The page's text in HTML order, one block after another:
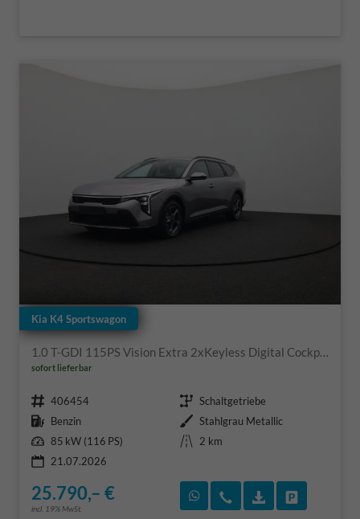
Kia K4 Sportswagon
1.0 T-GDI 115PS Vision Extra 2xKeyless Digital Cockpit Klimaautomatik Sitzheizung Navi ACC PDC v+h Rückf.Kamera DAB Bluetooth Touchscreen Apple CarPlay Android Auto abged.Scheiben 16"LM
sofort lieferbar
Fahrzeugnr. 406454 Getriebe Schaltgetriebe
Kraftstoff Benzin Außenfarbe Stahlgrau Metallic
Leistung 85 kW (116 PS) Kilometerstand
2 km
21.07.2026
25.790,– €
incl. 19% MwSt.
Rückruf vereinbaren
Wir rufen Sie an